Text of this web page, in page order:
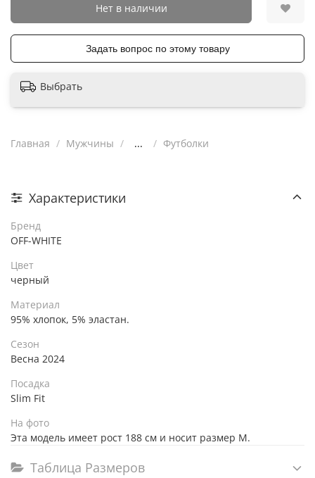
Нет в наличии
Задать вопрос по этому товару
Выбрать
Главная Мужчины ... Футболки
Характеристики
Бренд
OFF-WHITE
Цвет
черный
Материал
95% хлопок, 5% эластан.
Сезон
Весна 2024
Посадка
Slim Fit
На фото
Эта модель имеет рост 188 см и носит размер M.
Таблица Размеров